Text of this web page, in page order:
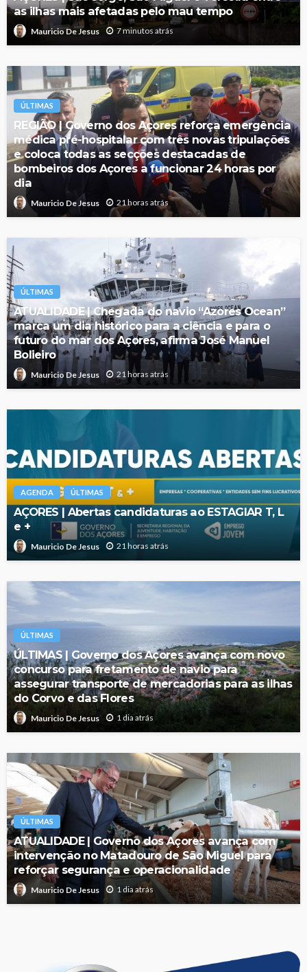
as ilhas mais afetadas pelo mau tempo
Mauricio De Jesus 7 minutos atrás
ÚLTIMAS
REGIÃO | Governo dos Açores reforça emergência
médica pré-hospitalar com três novas tripulações
e coloca todas as secções destacadas de
bombeiros dos Açores a funcionar 24 horas por
dia
Mauricio De Jesus 21 horas atrás
ÚLTIMAS
ATUALIDADE | Chegada do navio “Azores Ocean”
marca um dia histórico para a ciência e para o
futuro do mar dos Açores, afirma José Manuel
Bolieiro
Mauricio De Jesus 21 horas atrás
AGENDA ÚLTIMAS
AÇORES | Abertas candidaturas ao ESTAGIAR T, L
e +
Mauricio De Jesus 21 horas atrás
ÚLTIMAS
ÚLTIMAS | Governo dos Açores avança com novo
concurso para fretamento de navio para
assegurar transporte de mercadorias para as ilhas
do Corvo e das Flores
Mauricio De Jesus 1 dia atrás
ÚLTIMAS
ATUALIDADE | Governo dos Açores avança com
intervenção no Matadouro de São Miguel para
reforçar segurança e operacionalidade
Mauricio De Jesus 1 dia atrás